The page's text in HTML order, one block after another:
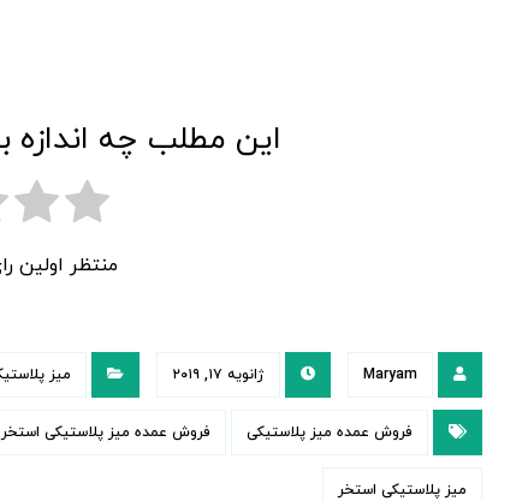
این مطلب چه اندازه
منتظر اولین
Maryam ژانویه ۱۷, ۲۰۱۹ میز
فروش عمده میز پلاستیکی فروش عمده میز پلاستیکی استخر
میز پلاستیکی استخر